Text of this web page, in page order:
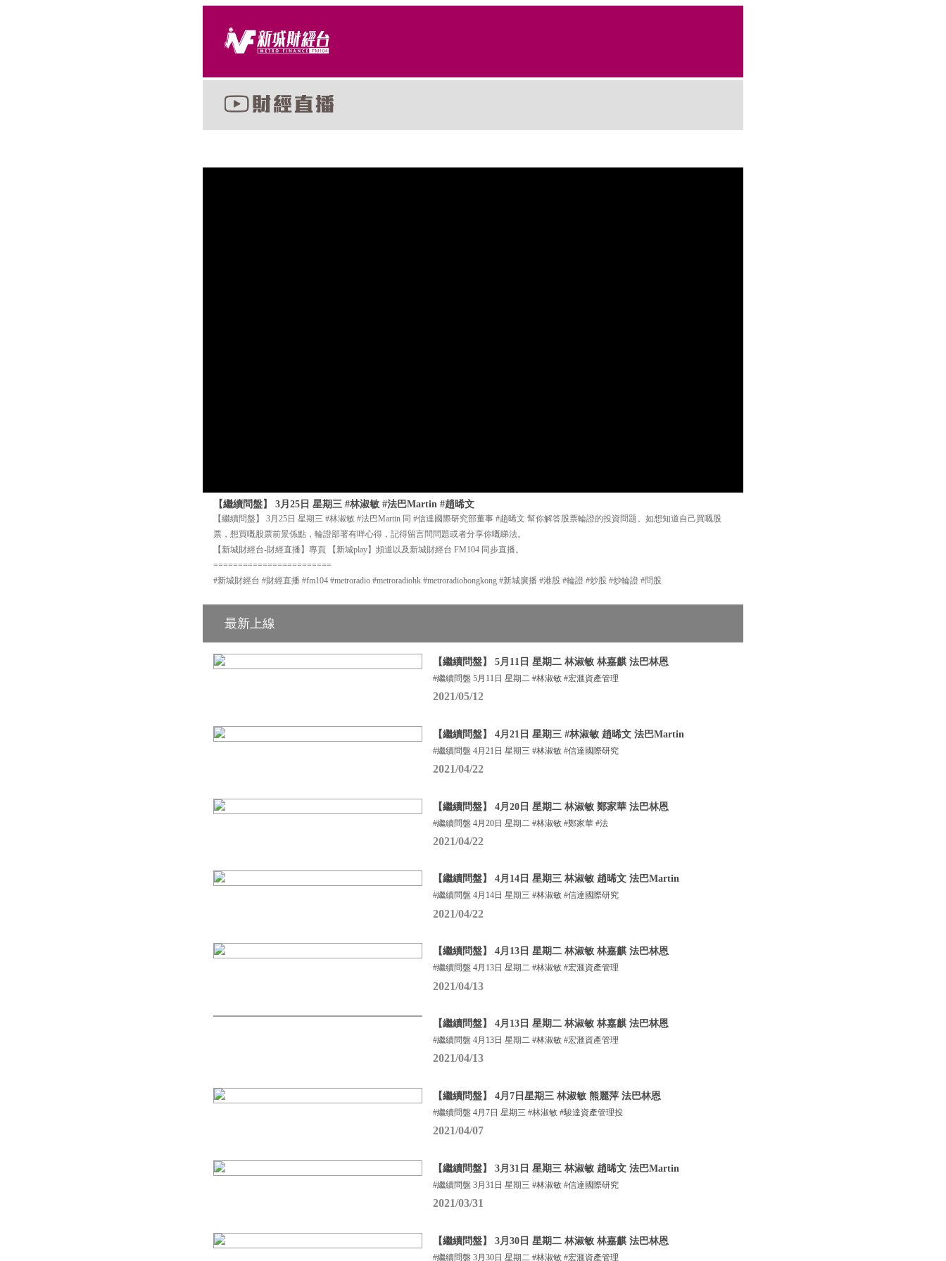
【繼續問盤】 3月25日 星期三 #林淑敏 #法巴Martin #趙晞文
【繼續問盤】 3月25日 星期三 #林淑敏 #法巴Martin 同 #信達國際研究部董事 #趙晞文 幫你解答股票輪證的投資問題。如想知道自己買嘅股
票，想買嘅股票前景係點，輪證部署有咩心得，記得留言問問題或者分享你嘅睇法。
【新城財經台-財經直播】專頁 【新城play】頻道以及新城財經台 FM104 同步直播。
========================
#新城財經台 #財經直播 #fm104 #metroradio #metroradiohk #metroradiohongkong #新城廣播 #港股 #輪證 #炒股 #炒輪證 #問股
最新上線
【繼續問盤】 5月11日 星期二 林淑敏 林嘉麒 法巴林恩
#繼續問盤 5月11日 星期二 #林淑敏 #宏滙資產管理
2021/05/12
【繼續問盤】 4月21日 星期三 #林淑敏 趙晞文 法巴Martin
#繼續問盤 4月21日 星期三 #林淑敏 #信達國際研究
2021/04/22
【繼續問盤】 4月20日 星期二 林淑敏 鄭家華 法巴林恩
#繼續問盤 4月20日 星期二 #林淑敏 #鄭家華 #法
2021/04/22
【繼續問盤】 4月14日 星期三 林淑敏 趙晞文 法巴Martin
#繼續問盤 4月14日 星期三 #林淑敏 #信達國際研究
2021/04/22
【繼續問盤】 4月13日 星期二 林淑敏 林嘉麒 法巴林恩
#繼續問盤 4月13日 星期二 #林淑敏 #宏滙資產管理
2021/04/13
【繼續問盤】 4月13日 星期二 林淑敏 林嘉麒 法巴林恩
#繼續問盤 4月13日 星期二 #林淑敏 #宏滙資產管理
2021/04/13
【繼續問盤】 4月7日星期三 林淑敏 熊麗萍 法巴林恩
#繼續問盤 4月7日 星期三 #林淑敏 #駿達資產管理投
2021/04/07
【繼續問盤】 3月31日 星期三 林淑敏 趙晞文 法巴Martin
#繼續問盤 3月31日 星期三 #林淑敏 #信達國際研究
2021/03/31
【繼續問盤】 3月30日 星期二 林淑敏 林嘉麒 法巴林恩
#繼續問盤 3月30日 星期二 #林淑敏 #宏滙資產管理